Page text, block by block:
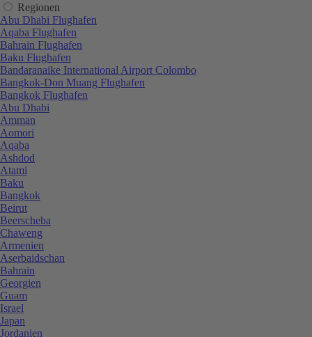
Regionen
Abu Dhabi Flughafen
Aqaba Flughafen
Bahrain Flughafen
Baku Flughafen
Bandaranaike International Airport Colombo
Bangkok-Don Muang Flughafen
Bangkok Flughafen
Abu Dhabi
Amman
Aomori
Aqaba
Ashdod
Atami
Baku
Bangkok
Beirut
Beerscheba
Chaweng
Armenien
Aserbaidschan
Bahrain
Georgien
Guam
Israel
Japan
Jordanien